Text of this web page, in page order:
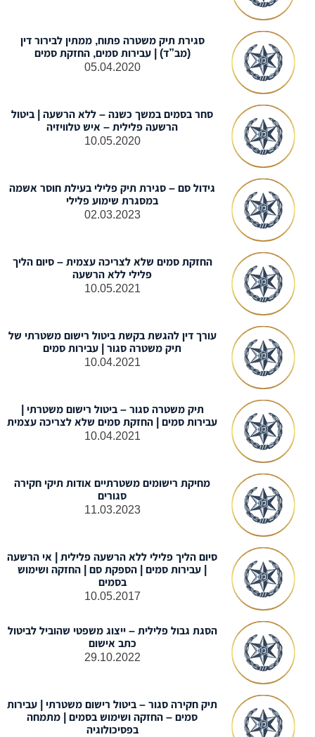
סגירת תיק משטרה פתוח, ממתין לבירור דין
(מב”ד) | עבירות סמים, החזקת סמים
05.04.2020
סחר בסמים במשך כשנה – ללא הרשעה | ביטול
הרשעה פלילית – איש טלוויזיה
10.05.2020
גידול סם – סגירת תיק פלילי בעילת חוסר אשמה
במסגרת שימוע פלילי
02.03.2023
החזקת סמים שלא לצריכה עצמית – סיום הליך
פלילי ללא הרשעה
10.05.2021
עורך דין להגשת בקשת ביטול רישום משטרתי של
תיק משטרה סגור | עבירות סמים
10.04.2021
תיק משטרה סגור – ביטול רישום משטרתי |
עבירות סמים | החזקת סמים שלא לצריכה עצמית
10.04.2021
מחיקת רישומים משטרתיים אודות תיקי חקירה
סגורים
11.03.2023
סיום הליך פלילי ללא הרשעה פלילית | אי הרשעה
| עבירות סמים | הספקת סם | החזקה ושימוש
בסמים
10.05.2017
הסגת גבול פלילית – ייצוג משפטי שהוביל לביטול
כתב אישום
29.10.2022
תיק חקירה סגור – ביטול רישום משטרתי | עבירות
סמים – החזקה ושימוש בסמים | מתמחה
בפסיכולוגיה